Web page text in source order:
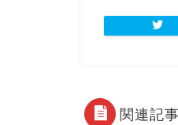
関連記事